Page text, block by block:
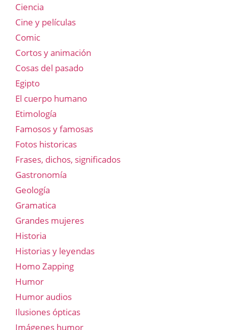
Ciencia
Cine y películas
Comic
Cortos y animación
Cosas del pasado
Egipto
El cuerpo humano
Etimología
Famosos y famosas
Fotos historicas
Frases, dichos, significados
Gastronomía
Geología
Gramatica
Grandes mujeres
Historia
Historias y leyendas
Homo Zapping
Humor
Humor audios
Ilusiones ópticas
Imágenes humor